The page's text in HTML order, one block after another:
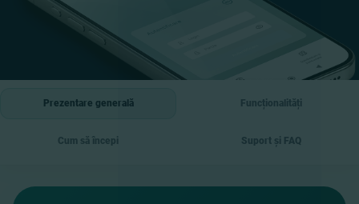
Prezentare generală Funcționalități
Cum să începi Suport și FAQ